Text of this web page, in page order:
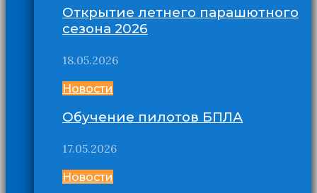
Открытие летнего парашютного
сезона 2026
18.05.2026
Новости
Обучение пилотов БПЛА
17.05.2026
Новости